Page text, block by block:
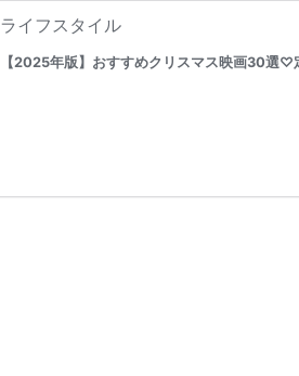
ライフスタイル
【2025年版】おすすめクリスマス映画30選♡